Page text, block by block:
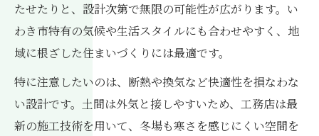
たせたりと、設計次第で無限の可能性が広がります。い
わき市特有の気候や生活スタイルにも合わせやすく、地
域に根ざした住まいづくりには最適です。
特に注意したいのは、断熱や換気など快適性を損なわな
い設計です。土間は外気と接しやすいため、工務店は最
新の施工技術を用いて、冬場も寒さを感じにくい空間を